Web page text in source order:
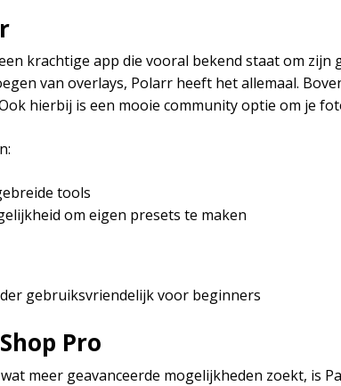
krachtige app die vooral bekend staat om
van overlays, Polarr heeft het allemaal.
hierbij is een mooie community optie om je
tools
om eigen presets te maken
gebruiksvriendelijk voor beginners
Pro
meer geavanceerde mogelijkheden zoekt, is